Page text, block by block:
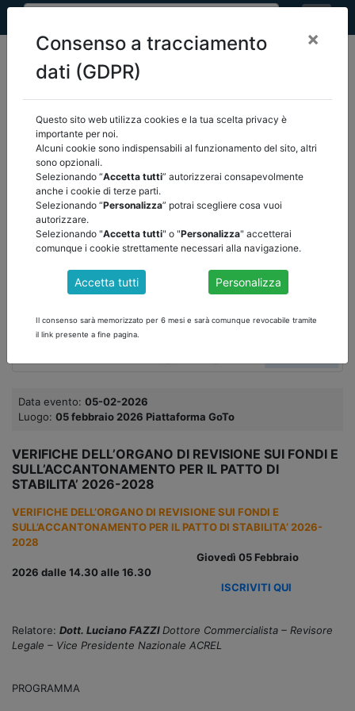
home eventi/torna indietro
EVENTI
Data evento: 05-02-2026
Luogo: 05 febbraio 2026 Piattaforma GoTo
VERIFICHE DELL’ORGANO DI REVISIONE SUI FONDI E
SULL’ACCANTONAMENTO PER IL PATTO DI
STABILITA’ 2026-2028
VERIFICHE DELL’ORGANO DI REVISIONE SUI FONDI E
SULL’ACCANTONAMENTO PER IL PATTO DI STABILITA’ 2026-
2028
Giovedì 05 Febbraio
2026 dalle 14.30 alle 16.30
ISCRIVITI QUI
Relatore: Dott. Luciano FAZZI Dottore Commercialista – Revisore
Legale – Vice Presidente Nazionale ACREL
PROGRAMMA
Consenso a tracciamento
dati (GDPR)
×
Questo sito web utilizza cookies e la tua scelta privacy è
importante per noi.
Alcuni cookie sono indispensabili al funzionamento del sito, altri
sono opzionali.
Selezionando “Accetta tutti” autorizzerai consapevolmente
anche i cookie di terze parti.
Selezionando “Personalizza” potrai scegliere cosa vuoi
autorizzare.
Selezionando "Accetta tutti" o "Personalizza" accetterai
comunque i cookie strettamente necessari alla navigazione.
Accetta tutti Personalizza
Il consenso sarà memorizzato per 6 mesi e sarà comunque revocabile tramite
il link presente a fine pagina.